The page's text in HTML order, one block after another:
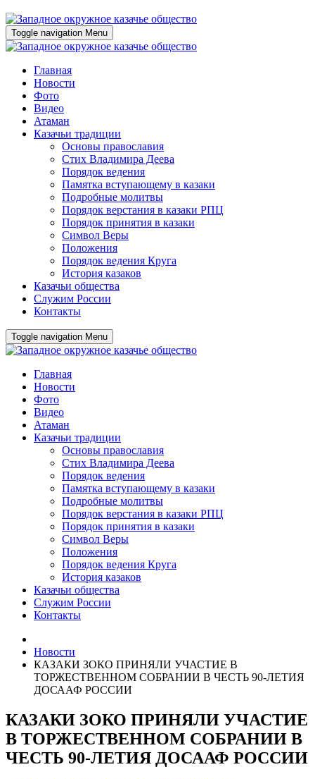
Toggle navigation Menu
Главная
Новости
Фото
Видео
Атаман
Казачьи традиции
Основы православия
Стих Владимира Деева
Порядок ведения
Памятка вступающему в казаки
Подробные молитвы
Порядок верстания в казаки РПЦ
Порядок принятия в казаки
Символ Веры
Положения
Порядок ведения Круга
История казаков
Казачьи общества
Служим России
Контакты
Toggle navigation Menu
Главная
Новости
Фото
Видео
Атаман
Казачьи традиции
Основы православия
Стих Владимира Деева
Порядок ведения
Памятка вступающему в казаки
Подробные молитвы
Порядок верстания в казаки РПЦ
Порядок принятия в казаки
Символ Веры
Положения
Порядок ведения Круга
История казаков
Казачьи общества
Служим России
Контакты
Новости
КАЗАКИ ЗОКО ПРИНЯЛИ УЧАСТИЕ В
ТОРЖЕСТВЕННОМ СОБРАНИИ В ЧЕСТЬ 90-ЛЕТИЯ
ДОСААФ РОССИИ
КАЗАКИ ЗОКО ПРИНЯЛИ УЧАСТИЕ
В ТОРЖЕСТВЕННОМ СОБРАНИИ В
ЧЕСТЬ 90-ЛЕТИЯ ДОСААФ РОССИИ